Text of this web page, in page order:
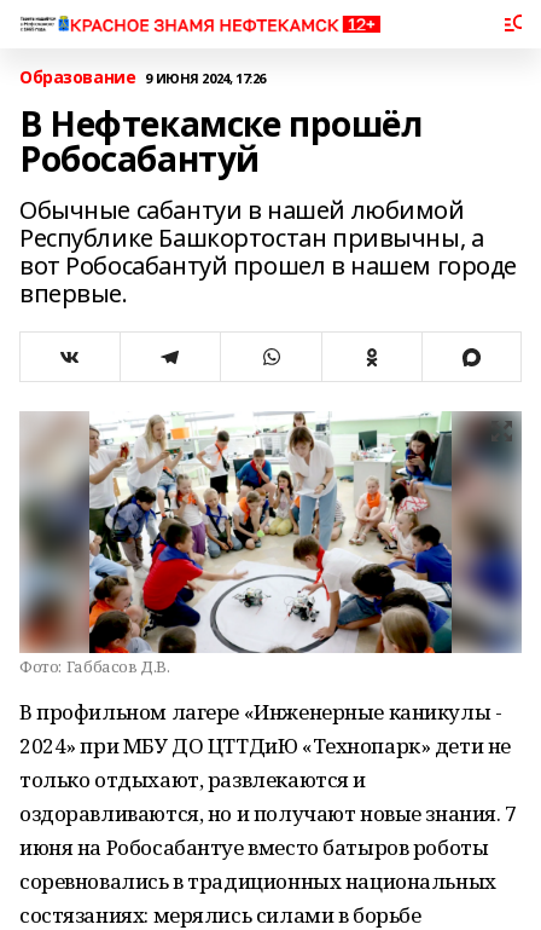
Образование 9 ИЮНЯ 2024, 17:26
В Нефтекамске прошёл
Робосабантуй
Обычные сабантуи в нашей любимой
Республике Башкортостан привычны, а
вот Робосабантуй прошел в нашем городе
впервые.
Фото: Габбасов Д.В.
В профильном лагере «Инженерные каникулы -
2024» при МБУ ДО ЦТТДиЮ «Технопарк» дети не
только отдыхают, развлекаются и
оздоравливаются, но и получают новые знания. 7
июня на Робосабантуе вместо батыров роботы
соревновались в традиционных национальных
состязаниях: мерялись силами в борьбе